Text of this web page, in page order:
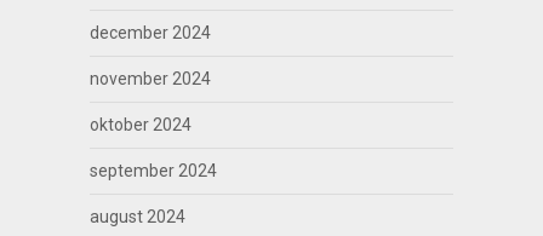
december 2024
november 2024
oktober 2024
september 2024
august 2024